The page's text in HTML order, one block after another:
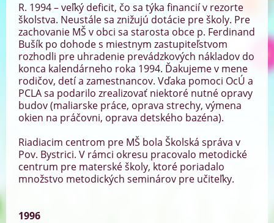
R. 1994 – veľký deficit, čo sa týka financií v rezorte
školstva. Neustále sa znižujú dotácie pre školy. Pre
zachovanie MŠ v obci sa starosta obce p. Ferdinand
Bušík po dohode s miestnym zastupiteľstvom
rozhodli pre uhradenie prevádzkových nákladov do
konca kalendárneho roka 1994. Ďakujeme v mene
rodičov, detí a zamestnancov. Vďaka pomoci OcÚ a
PCLA sa podarilo zrealizovať niektoré nutné opravy
budov (maliarske práce, oprava strechy, výmena
okien na práčovni, oprava detského bazéna).
Riadiacim centrom pre MŠ bola Školská správa v
Pov. Bystrici. V rámci okresu pracovalo metodické
centrum pre materské školy, ktoré poriadalo
množstvo metodických seminárov pre učiteľky.
1996